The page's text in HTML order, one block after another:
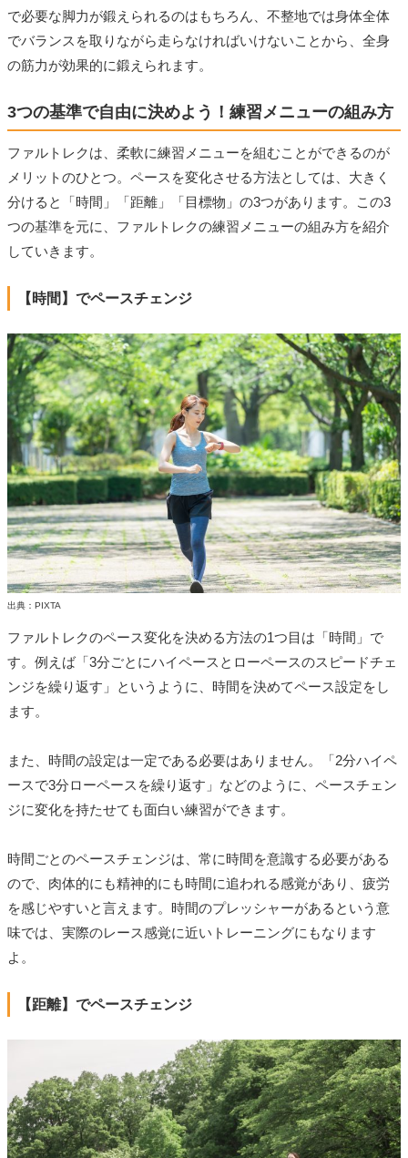
で必要な脚力が鍛えられるのはもちろん、不整地では身体全体
でバランスを取りながら走らなければいけないことから、全身
の筋力が効果的に鍛えられます。
3つの基準で自由に決めよう！練習メニューの組み方
ファルトレクは、柔軟に練習メニューを組むことができるのが
メリットのひとつ。ペースを変化させる方法としては、大きく
分けると「時間」「距離」「目標物」の3つがあります。この3
つの基準を元に、ファルトレクの練習メニューの組み方を紹介
していきます。
【時間】でペースチェンジ
出典：PIXTA
ファルトレクのペース変化を決める方法の1つ目は「時間」で
す。例えば「3分ごとにハイペースとローペースのスピードチェ
ンジを繰り返す」というように、時間を決めてペース設定をし
ます。
また、時間の設定は一定である必要はありません。「2分ハイペ
ースで3分ローペースを繰り返す」などのように、ペースチェン
ジに変化を持たせても面白い練習ができます。
時間ごとのペースチェンジは、常に時間を意識する必要がある
ので、肉体的にも精神的にも時間に追われる感覚があり、疲労
を感じやすいと言えます。時間のプレッシャーがあるという意
味では、実際のレース感覚に近いトレーニングにもなります
よ。
【距離】でペースチェンジ